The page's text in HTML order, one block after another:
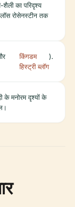
का परिदृश्य
रोसेनस्टीन तक
किंगडम
हिस्ट्री ब्लॉग
).
के मनोरम दृश्यों के